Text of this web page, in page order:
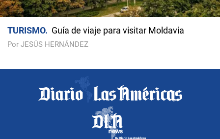
TURISMO Guía de viaje para visitar Moldavia
Por JESÚS HERNÁNDEZ